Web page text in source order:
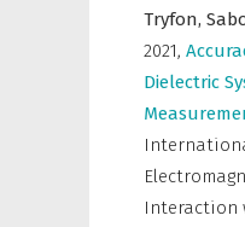
Tryfon,
2021,
Dielectric
Interaction